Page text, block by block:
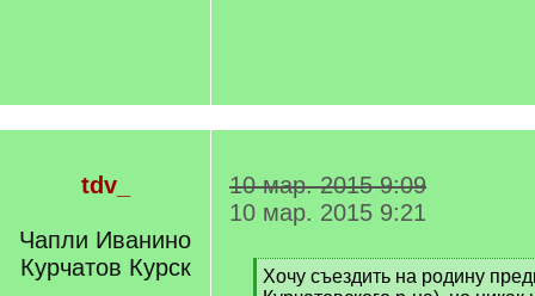
tdv_
Чапли Иванино
Курчатов Курск
10 мар. 2015 9:09
10 мар. 2015 9:21
[Хочу съездить на родину